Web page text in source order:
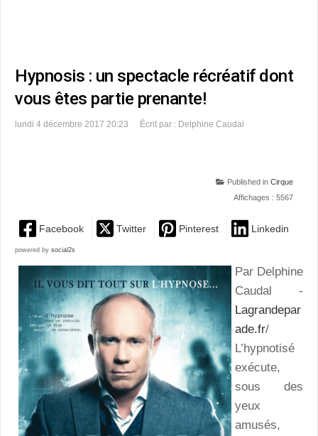
Hypnosis : un spectacle récréatif dont
vous êtes partie prenante!
lundi 4 décembre 2017 20:23 Écrit par : Delphine Caudal
Published in Cirque
Affichages : 5567
Facebook Twitter Pinterest Linkedin
powered by social2s
Par Delphine
Caudal -
Lagrandepar
ade.fr/
L’hypnotisé
exécute,
sous des
yeux
amusés,